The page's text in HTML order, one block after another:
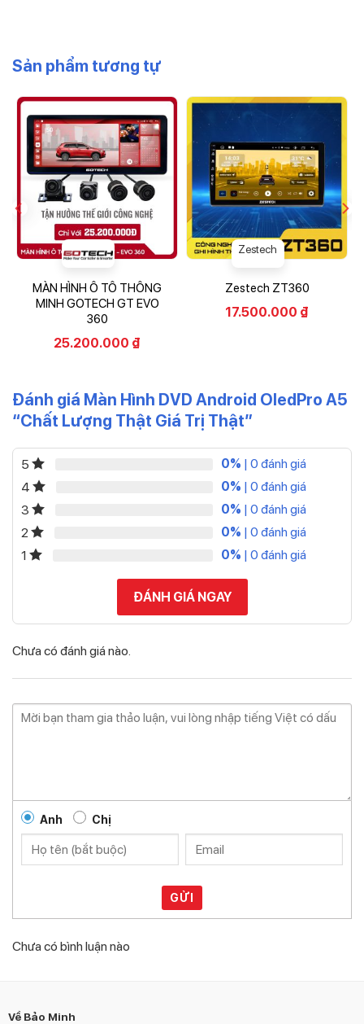
Sản phẩm tương tự
MÀN HÌNH Ô TÔ THÔNG
MINH GOTECH GT EVO
360
25.200.000 ₫
Zestech ZT360
Zestech
17.500.000 ₫
Đánh giá Màn Hình DVD Android OledPro A5
“Chất Lượng Thật Giá Trị Thật”
5 0% | 0 đánh giá
4
0% | 0 đánh giá
3
0% | 0 đánh giá
2
0% | 0 đánh giá
1
0% | 0 đánh giá
ĐÁNH GIÁ NGAY
Chưa có đánh giá nào.
Anh Chị
GỬI
Chưa có bình luận nào
Về Bảo Minh